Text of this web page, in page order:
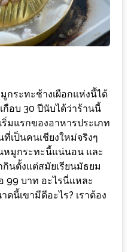
กระทะช้างเผือกแห่งนี้ได้
กือบ 30 ปีนับได้ว่าร้านนี้
มแรกของอาหารประเภท
เป็นคนเชียงใหม่จริงๆ
หมูกระทะนี้แน่นอน และ
กินตั้งแต่สมัยเรียนมัธยม
99 บาท อะไรนี่แหละ
นี้เขามีดีอะไร? เราต้อง